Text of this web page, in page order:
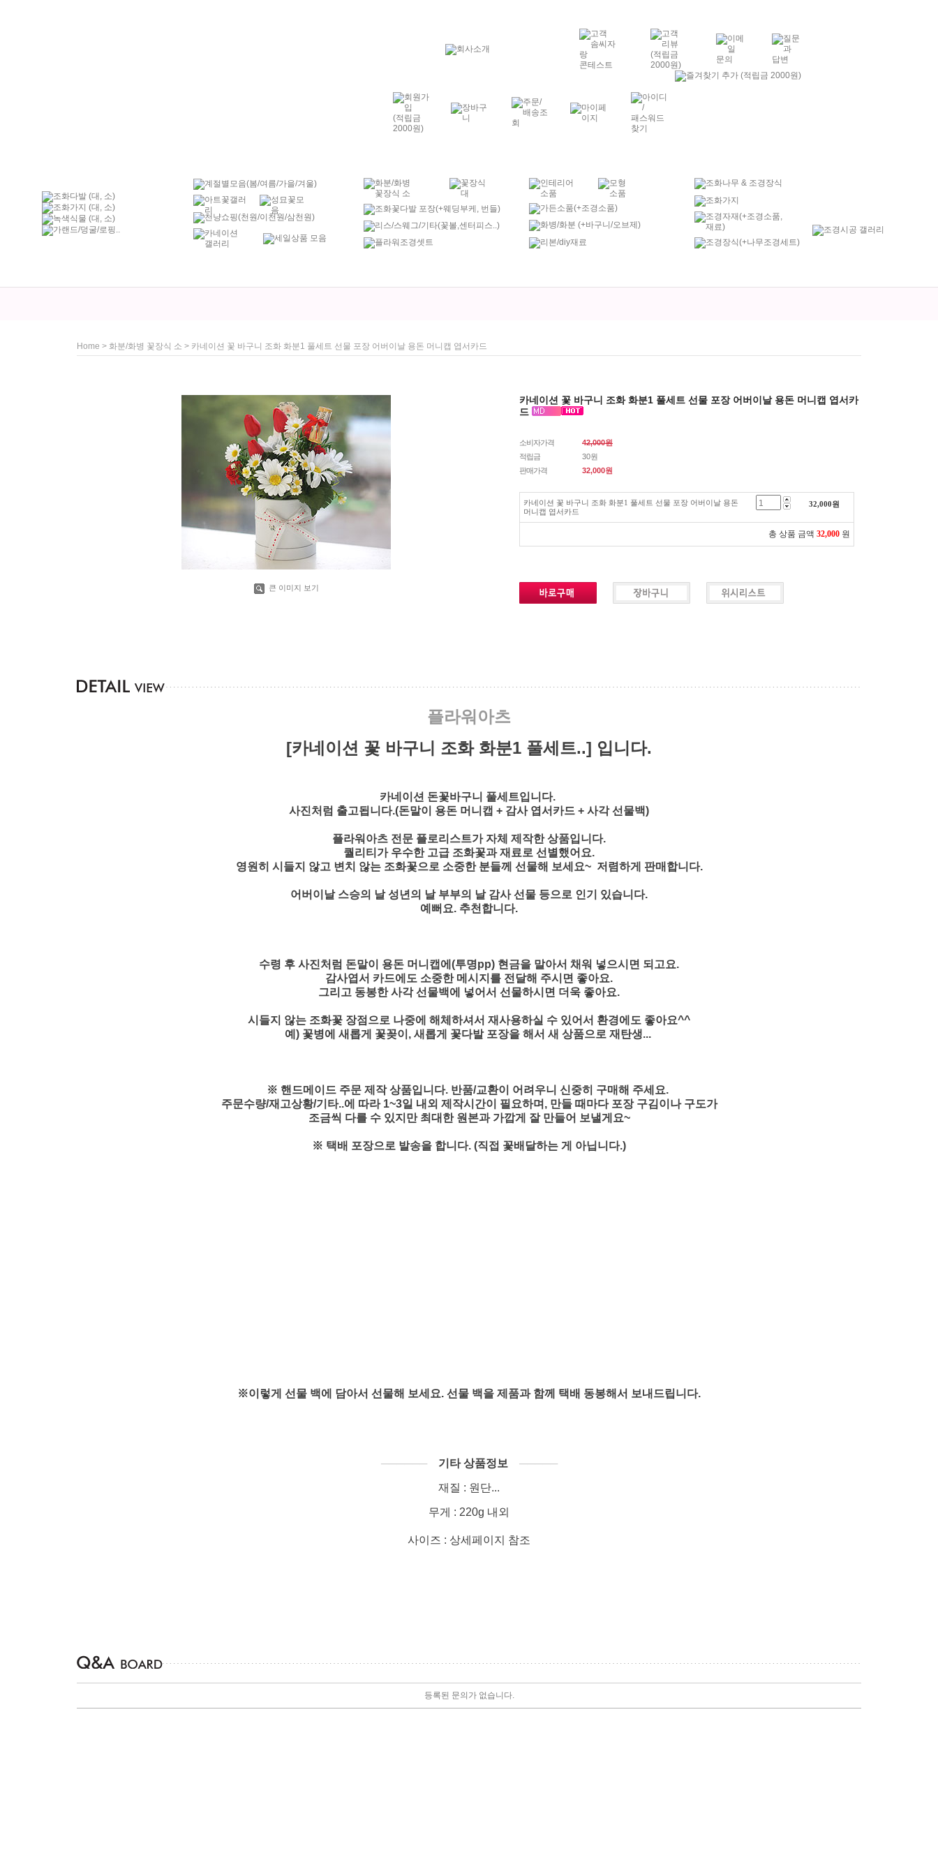
Home > 화분/화병 꽃장식 소 > 카네이션 꽃 바구니 조화 화분1 풀세트 선물 포장 어버이날 용돈 머니캡 엽서카드
큰 이미지 보기
카네이션 꽃 바구니 조화 화분1 풀세트 선물 포장 어버이날 용돈 머니캡 엽서카
드
소비자가격
42,000원
적립금
30원
판매가격
32,000원
카네이션 꽃 바구니 조화 화분1 풀세트 선물 포장 어버이날 용돈
머니캡 엽서카드
32,000원
총 상품 금액 32,000 원
플라워아츠
[카네이션 꽃 바구니 조화 화분1 풀세트..] 입니다.
카네이션 돈꽃바구니 풀세트입니다.
사진처럼 출고됩니다.(돈말이 용돈 머니캡 + 감사 엽서카드 + 사각 선물백)
플라워아츠 전문 플로리스트가 자체 제작한 상품입니다.
퀄리티가 우수한 고급 조화꽃과 재료로 선별했어요.
영원히 시들지 않고 변치 않는 조화꽃으로 소중한 분들께 선물해 보세요~ 저렴하게 판매합니다.
어버이날 스승의 날 성년의 날 부부의 날 감사 선물 등으로 인기 있습니다.
예뻐요. 추천합니다.
수령 후 사진처럼 돈말이 용돈 머니캡에(투명pp) 현금을 말아서 채워 넣으시면 되고요.
감사엽서 카드에도 소중한 메시지를 전달해 주시면 좋아요.
그리고 동봉한 사각 선물백에 넣어서 선물하시면 더욱 좋아요.
시들지 않는 조화꽃 장점으로 나중에 해체하셔서 재사용하실 수 있어서 환경에도 좋아요^^
예) 꽃병에 새롭게 꽃꽂이, 새롭게 꽃다발 포장을 해서 새 상품으로 재탄생...
※ 핸드메이드 주문 제작 상품입니다. 반품/교환이 어려우니 신중히 구매해 주세요.
주문수량/재고상황/기타..에 따라 1~3일 내외 제작시간이 필요하며, 만들 때마다 포장 구김이나 구도가
조금씩 다를 수 있지만 최대한 원본과 가깝게 잘 만들어 보낼게요~
※ 택배 포장으로 발송을 합니다. (직접 꽃배달하는 게 아닙니다.)
※이렇게 선물 백에 담아서 선물해 보세요. 선물 백을 제품과 함께 택배 동봉해서 보내드립니다.
────── 기타 상품정보 ─────
재질 : 원단...
무게 : 220g 내외
사이즈 : 상세페이지 참조
등록된 문의가 없습니다.